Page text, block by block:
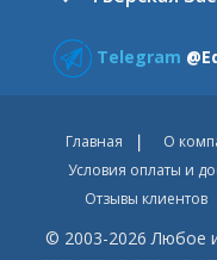
Telegram
Главная О
Условия оплаты и
Отзывы клиентов
© 2003-2026 Любое